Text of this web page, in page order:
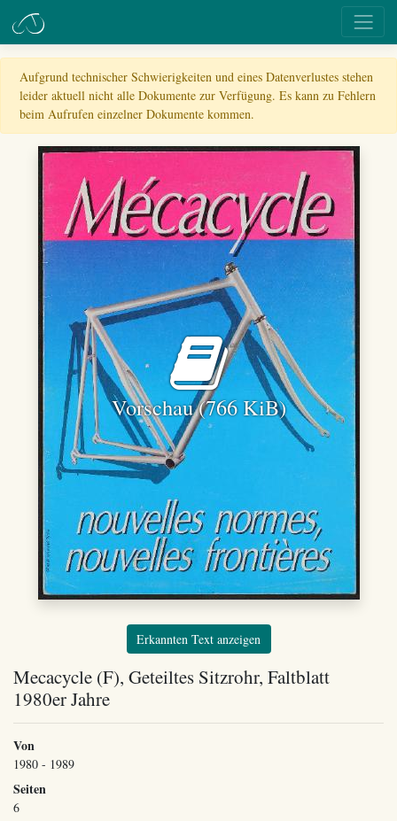
Aufgrund technischer Schwierigkeiten und eines Datenverlustes stehen
leider aktuell nicht alle Dokumente zur Verfügung. Es kann zu Fehlern
beim Aufrufen einzelner Dokumente kommen.
Vorschau (766 KiB)
Erkannten Text anzeigen
Mecacycle (F), Geteiltes Sitzrohr, Faltblatt
1980er Jahre
Von
1980 - 1989
Seiten
6